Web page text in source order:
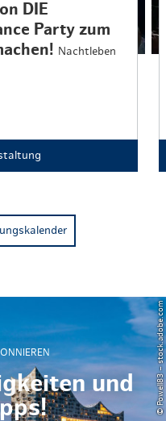
DIE
Party zum
Nachtleben
und
© Powell83 – stock.adobe.com